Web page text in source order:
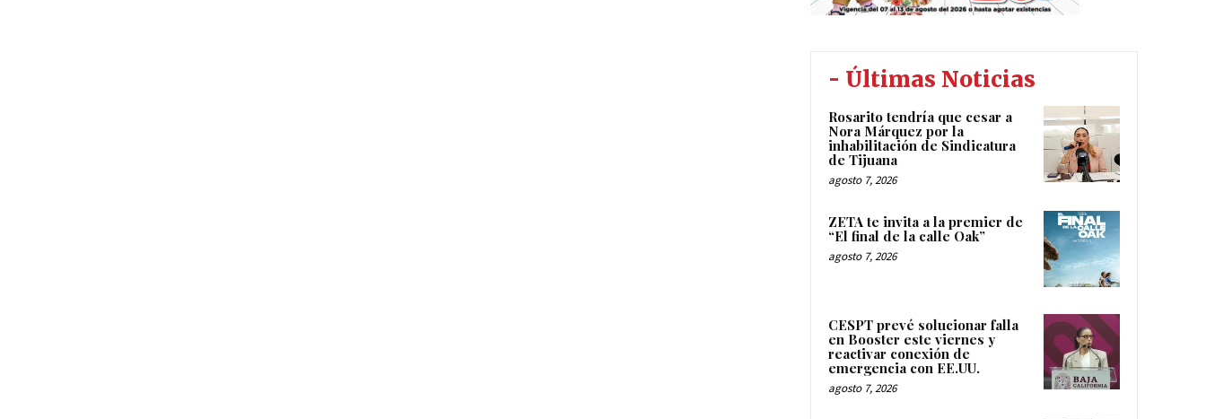
- Últimas Noticias
Rosarito tendría que cesar a
Nora Márquez por la
inhabilitación de Sindicatura
de Tijuana
agosto 7, 2026
ZETA te invita a la premier de
“El final de la calle Oak”
agosto 7, 2026
CESPT prevé solucionar falla
en Booster este viernes y
reactivar conexión de
emergencia con EE.UU.
agosto 7, 2026